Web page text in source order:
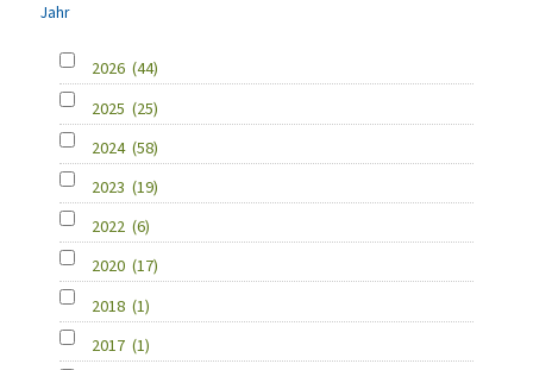
Jahr
2026 (44)
2025 (25)
2024 (58)
2023 (19)
2022 (6)
2020 (17)
2018 (1)
2017 (1)